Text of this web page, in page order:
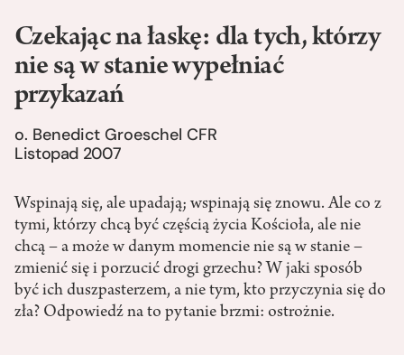
Czekając na łaskę: dla tych, którzy
nie są w stanie wypełniać
przykazań
o. Benedict Groeschel CFR
Listopad 2007
Wspinają się, ale upadają; wspinają się znowu. Ale co z
tymi, którzy chcą być częścią życia Kościoła, ale nie
chcą – a może w danym momencie nie są w stanie –
zmienić się i porzucić drogi grzechu? W jaki sposób
być ich duszpasterzem, a nie tym, kto przyczynia się do
zła? Odpowiedź na to pytanie brzmi: ostrożnie.